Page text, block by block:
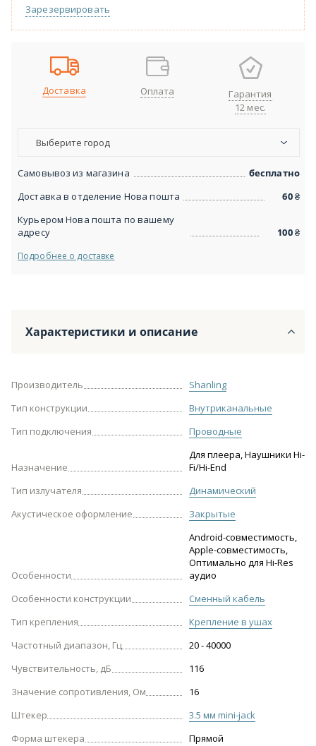
Зарезервировать
Доставка Оплата
Гарантия
12 мес.
Выберите город
Самовывоз из магазина
бесплатно
Доставка в отделение Нова пошта
60₴
Курьером Нова пошта по вашему
адресу
100₴
Подробнее о доставке
Характеристики и описание
Производитель
Shanling
Тип конструкции
Внутриканальные
Тип подключения
Проводные
Назначение
Для плеера, Наушники Hi-
Fi/Hi-End
Тип излучателя
Динамический
Акустическое оформление
Закрытые
Особенности
Android-совместимость,
Apple-совместимость,
Оптимально для Hi-Res
аудио
Особенности конструкции
Сменный кабель
Тип крепления
Крепление в ушах
Частотный диапазон, Гц
20 - 40000
Чувствительность, дБ
116
Значение сопротивления, Ом
16
Штекер
3.5 мм mini-jack
Форма штекера
Прямой